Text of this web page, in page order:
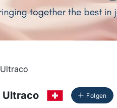
Ultraco
Ultraco Folgen